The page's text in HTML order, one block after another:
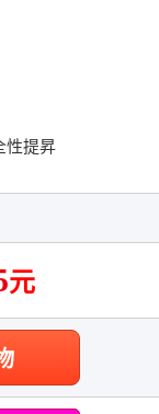
性提昇
元